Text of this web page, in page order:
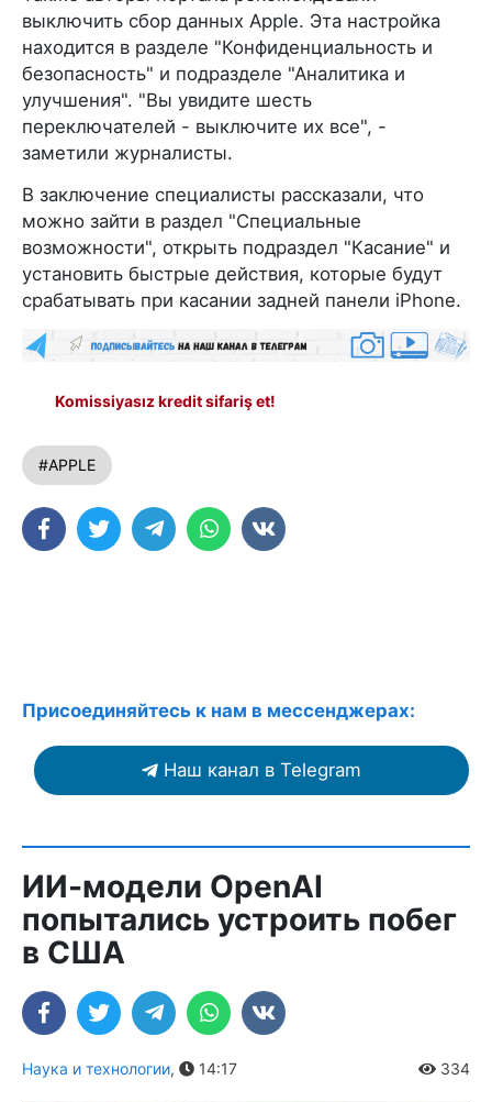
выключить сбор данных Apple. Эта настройка
находится в разделе "Конфиденциальность и
безопасность" и подразделе "Аналитика и
улучшения". "Вы увидите шесть
переключателей - выключите их все", -
заметили журналисты.
В заключение специалисты рассказали, что
можно зайти в раздел "Специальные
возможности", открыть подраздел "Касание" и
установить быстрые действия, которые будут
срабатывать при касании задней панели iPhone.
Komissiyasız kredit sifariş et!
#APPLE
Присоединяйтесь к нам в мессенджерах:
Наш канал в Telegram
ИИ-модели OpenAI
попытались устроить побег
в США
Наука и технологии, 14:17 334